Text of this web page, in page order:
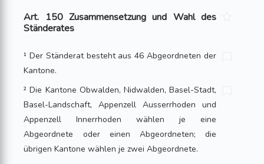
Art. 150 Zusammensetzung und Wahl des
Ständerates
¹ Der Ständerat besteht aus 46 Abgeordneten der
Kantone.
² Die Kantone Obwalden, Nidwalden, Basel-Stadt,
Basel-Landschaft, Appenzell Ausserrhoden und
Appenzell Innerrhoden wählen je eine
Abgeordnete oder einen Abgeordneten; die
übrigen Kantone wählen je zwei Abgeordnete.